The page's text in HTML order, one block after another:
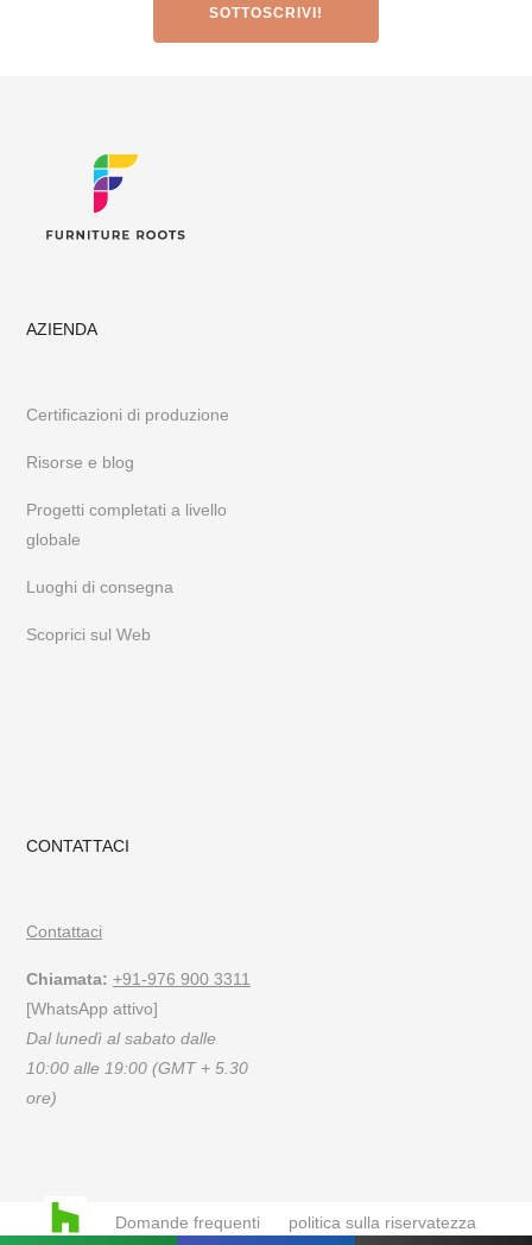
AZIENDA
Certificazioni di produzione
Risorse e blog
Progetti completati a livello
globale
Luoghi di consegna
Scoprici sul Web
CONTATTACI
Contattaci
Chiamata: +91-976 900 3311
[WhatsApp attivo]
Dal lunedì al sabato dalle
10:00 alle 19:00 (GMT + 5.30
ore)
Domande frequenti politica sulla riservatezza